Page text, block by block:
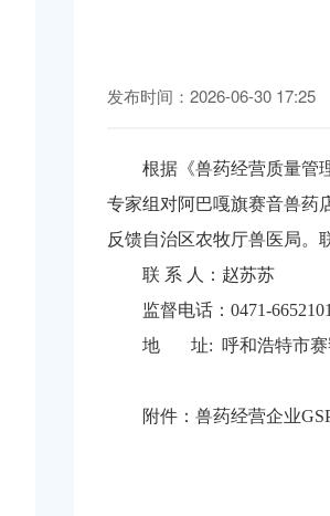
发布时间：2026-06-30 17:25
根据《兽药经营质量管
专家组对阿巴嘎旗赛音兽药
反馈自治区农牧厅兽医局。
联 系 人：赵苏苏
监督电话：0471-
地 址: 呼和浩特市赛
附件：兽药经营企业